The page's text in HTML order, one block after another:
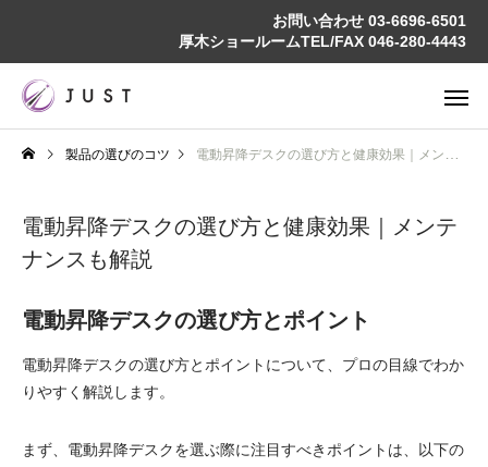
お問い合わせ 03-6696-6501
厚木ショールームTEL/FAX 046-280-4443
製品の選びのコツ 電動昇降デスクの選び方と健康効果｜メンテナンスも解説
電動昇降デスクの選び方と健康効果｜メンテ
ナンスも解説
電動昇降デスクの選び方とポイント
電動昇降デスクの選び方とポイントについて、プロの目線でわか
りやすく解説します。
まず、電動昇降デスクを選ぶ際に注目すべきポイントは、以下の